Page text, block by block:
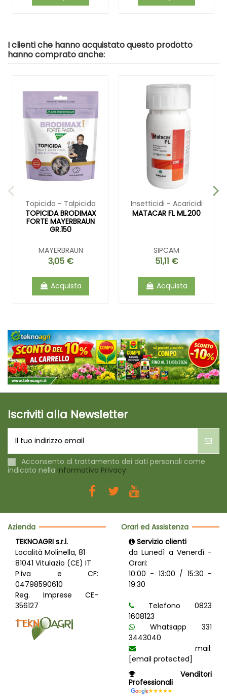
I clienti che hanno acquistato questo prodotto
hanno comprato anche:
Topicida - Talpicida
TOPICIDA BRODIMAX
FORTE MAYERBRAUN
GR.150
MAYERBRAUN
3,05 €
Acquista
Insetticidi - Acaricidi
MATACAR FL ML.200
SIPCAM
51,11 €
Acquista
Iscriviti alla Newsletter
Acconsento al trattamento dei dati personali come
indicato nella Informativa Privacy
Azienda
TEKNOAGRI s.r.l.
Località Molinella, 81
81041 Vitulazio (CE) IT
P.iva e CF:
04798590610
Reg. Imprese CE-
356127
Orari ed Assistenza
Servizio clienti
da Lunedì a Venerdì -
Orari:
10:00 - 13:00 / 15:30 -
19:30
Telefono 0823
1608123
Whatsapp 331
3443040
mail:
[email protected]
Venditori
Professionali